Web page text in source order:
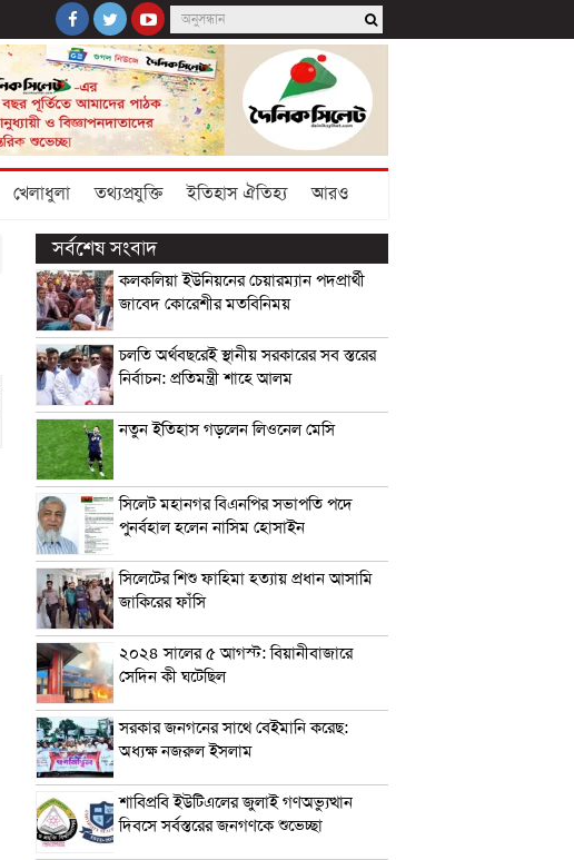
খেলাধুলা তথ্যপ্রযুক্তি ইতিহাস ঐতিহ্য আরও
সর্বশেষ সংবাদ
কলকলিয়া ইউনিয়নের চেয়ারম্যান পদপ্রার্থী
জাবেদ কোরেশীর মতবিনিময়
চলতি অর্থবছরেই স্থানীয় সরকারের সব স্তরের
নির্বাচন: প্রতিমন্ত্রী শাহে আলম
নতুন ইতিহাস গড়লেন লিওনেল মেসি
সিলেট মহানগর বিএনপির সভাপতি পদে
পুনর্বহাল হলেন নাসিম হোসাইন
সিলেটের শিশু ফাহিমা হত্যায় প্রধান আসামি
জাকিরের ফাঁসি
২০২৪ সালের ৫ আগস্ট: বিয়ানীবাজারে
সেদিন কী ঘটেছিল
সরকার জনগনের সাথে বেইমানি করেছ:
অধ্যক্ষ নজরুল ইসলাম
শাবিপ্রবি ইউটিএলের জুলাই গণঅভ্যুত্থান
দিবসে সর্বস্তরের জনগণকে শুভেচ্ছা